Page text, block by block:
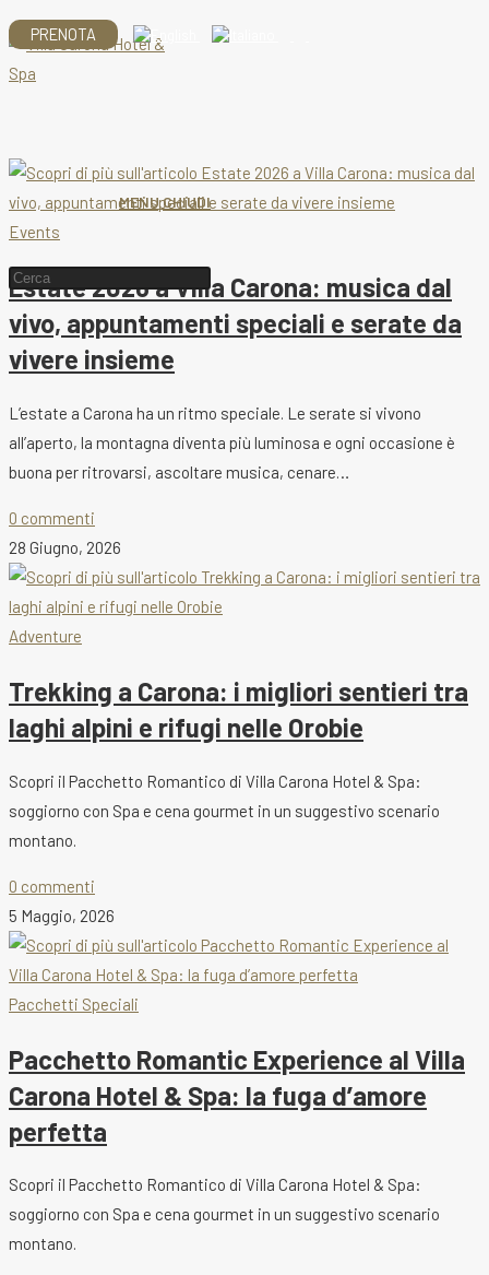
Salta
al
contenuto
PRENOTA
MENU CHIUDI
Cerca
nel
sito
web
Events
Estate 2026 a Villa Carona: musica dal
vivo, appuntamenti speciali e serate da
vivere insieme
L’estate a Carona ha un ritmo speciale. Le serate si vivono
all’aperto, la montagna diventa più luminosa e ogni occasione è
buona per ritrovarsi, ascoltare musica, cenare…
0 commenti
28 Giugno, 2026
Adventure
Trekking a Carona: i migliori sentieri tra
laghi alpini e rifugi nelle Orobie
Scopri il Pacchetto Romantico di Villa Carona Hotel & Spa:
soggiorno con Spa e cena gourmet in un suggestivo scenario
montano.
0 commenti
5 Maggio, 2026
Pacchetti Speciali
Pacchetto Romantic Experience al Villa
Carona Hotel & Spa: la fuga d’amore
perfetta
Scopri il Pacchetto Romantico di Villa Carona Hotel & Spa:
soggiorno con Spa e cena gourmet in un suggestivo scenario
montano.